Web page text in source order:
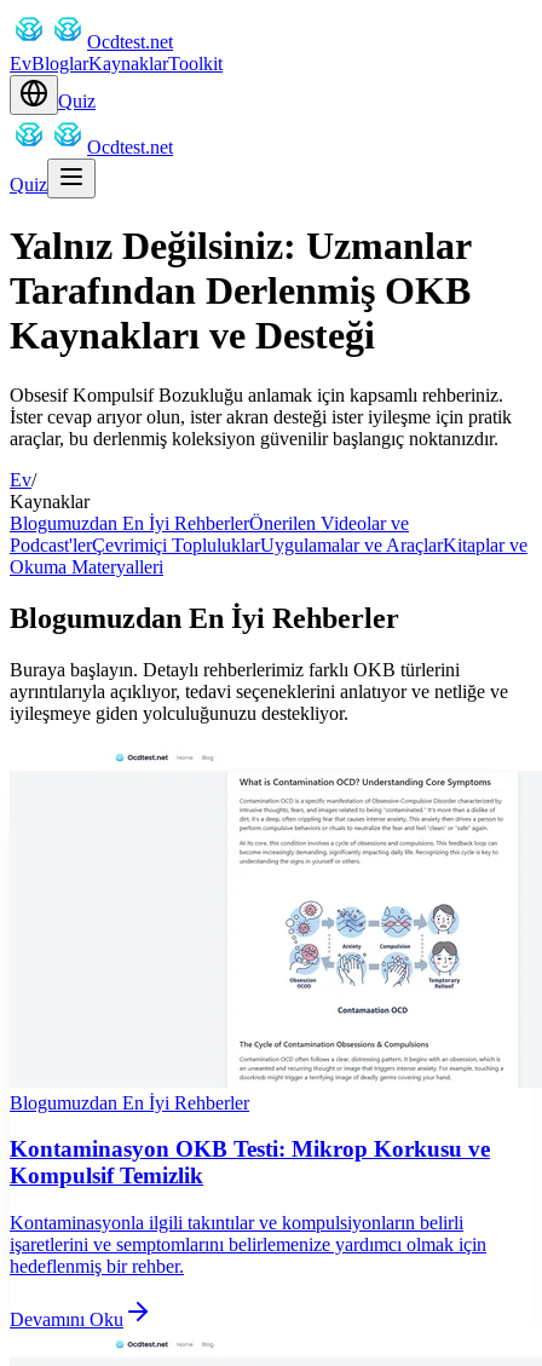
Ocdtest.net
EvBloglarKaynaklarToolkit
Quiz
Ocdtest.net
Quiz
Yalnız Değilsiniz: Uzmanlar
Tarafından Derlenmiş OKB
Kaynakları ve Desteği
Obsesif Kompulsif Bozukluğu anlamak için kapsamlı rehberiniz.
İster cevap arıyor olun, ister akran desteği ister iyileşme için pratik
araçlar, bu derlenmiş koleksiyon güvenilir başlangıç noktanızdır.
Ev/
Kaynaklar
Blogumuzdan En İyi RehberlerÖnerilen Videolar ve
Podcast'lerÇevrimiçi TopluluklarUygulamalar ve AraçlarKitaplar ve
Okuma Materyalleri
Blogumuzdan En İyi Rehberler
Buraya başlayın. Detaylı rehberlerimiz farklı OKB türlerini
ayrıntılarıyla açıklıyor, tedavi seçeneklerini anlatıyor ve netliğe ve
iyileşmeye giden yolculuğunuzu destekliyor.
Blogumuzdan En İyi Rehberler
Kontaminasyon OKB Testi: Mikrop Korkusu ve
Kompulsif Temizlik
Kontaminasyonla ilgili takıntılar ve kompulsiyonların belirli
işaretlerini ve semptomlarını belirlemenize yardımcı olmak için
hedeflenmiş bir rehber.
Devamını Oku